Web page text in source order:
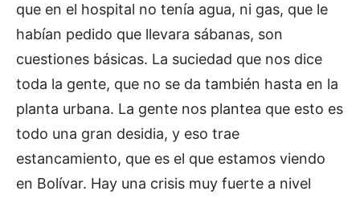
que en el hospital no tenía agua, ni gas, que le
habían pedido que llevara sábanas, son
cuestiones básicas. La suciedad que nos dice
toda la gente, que no se da también hasta en la
planta urbana. La gente nos plantea que esto es
todo una gran desidia, y eso trae
estancamiento, que es el que estamos viendo
en Bolívar. Hay una crisis muy fuerte a nivel